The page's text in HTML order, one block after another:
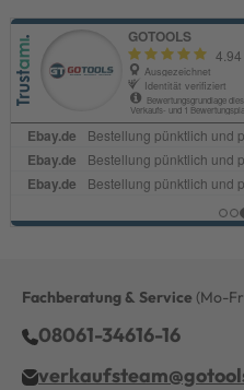
Fachberatung & Service (Mo-
08061-34616-16